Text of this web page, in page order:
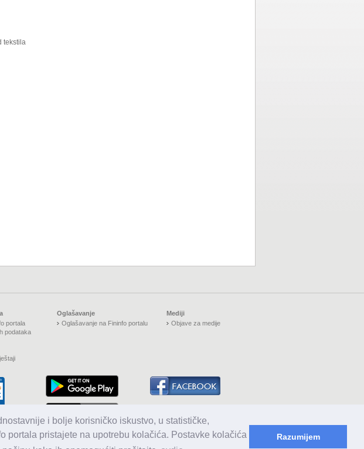
i bolje korisničko iskustvo, u statističke,
portala pristajete na upotrebu kolačića. Postavke kolačića
Razumijem
tekstila
portala
podataka
Oglašavanje
Oglašavanje na Fininfo portalu
Mediji
Objave za medije